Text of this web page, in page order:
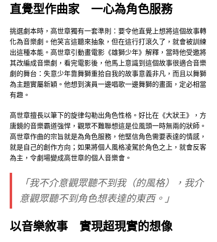
直覺型作曲家 一心為角色服務
挑選劇本時，高世章獨有一套準則：要令他直覺上想將這個故事轉
化為音樂劇。他笑言這聽來抽象，但在這行打滾久了，就會被訓練
出這種本能。高世章引動畫電影《雄獅少年》解釋，當時他受邀將
其改編成音樂劇，看完電影後，他馬上意識到這個故事很適合音樂
劇的舞台：失意少年靠舞獅重拾自我的故事意義非凡，而且以舞獅
為主題實屬新穎。他想到演員一邊唱歌一邊舞獅的畫面，定必相當
有趣。
高世章擅長以筆下的旋律勾勒出角色性格。好比在《大狀王》，方
唐鏡的音樂霸道強悍，觀眾不難聯想這是位風頭一時無兩的狀師。
高世章作曲的宗旨就是為角色服務，他堅信角色需要表達的情感，
就是自己的創作方向；如果將個人風格凌駕於角色之上，就會反客
為主，令劇場變成高世章的個人音樂會。
「我不介意觀眾聽不到我（的風格），我介
意觀眾聽不到角色想表達的東西。」
以音樂敘事 實現超現實的想像